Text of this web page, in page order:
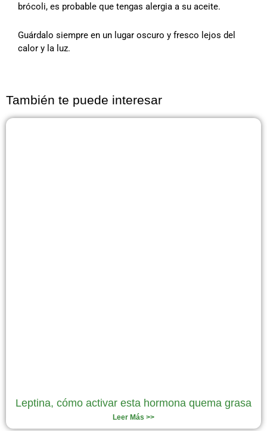
brócoli, es probable que tengas alergia a su aceite.
Guárdalo siempre en un lugar oscuro y fresco lejos del
calor y la luz.
También te puede interesar
Leptina, cómo activar esta hormona quema grasa
Leer Más >>